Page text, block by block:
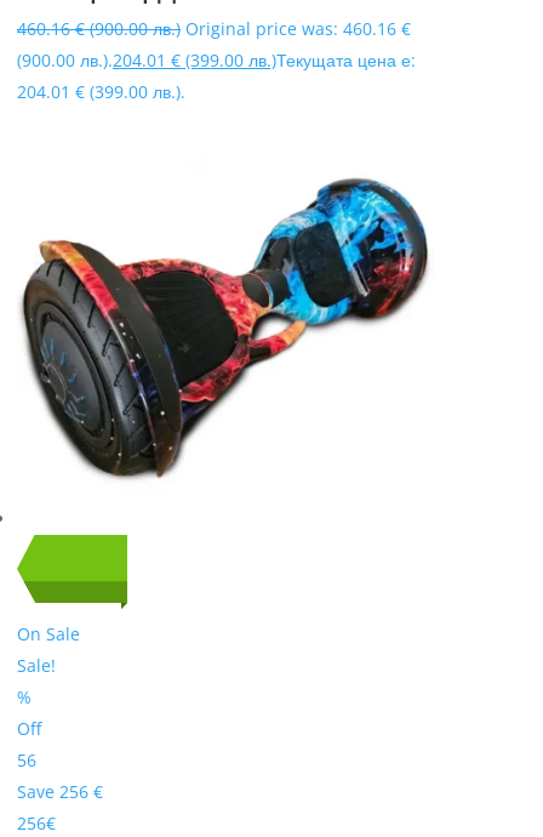
460.16€ (900.00 лв.) Original price was: 460.16 €
(900.00 лв.).204.01 € (399.00 лв.)Текущата цена е:
204.01 € (399.00 лв.).
On Sale
Sale!
%
Off
56
Save 256 €
256€